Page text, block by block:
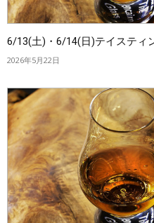
6/13(土)・6/14(日)テイスティ
2026年5月22日